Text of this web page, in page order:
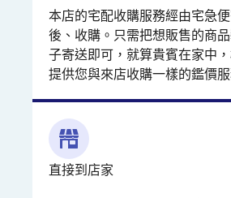
本店的宅配收購服務經由宅急
後、收購。只需把想販售的商
子寄送即可，就算貴賓在家中
提供您與來店收購一樣的鑑價服
直接到店家